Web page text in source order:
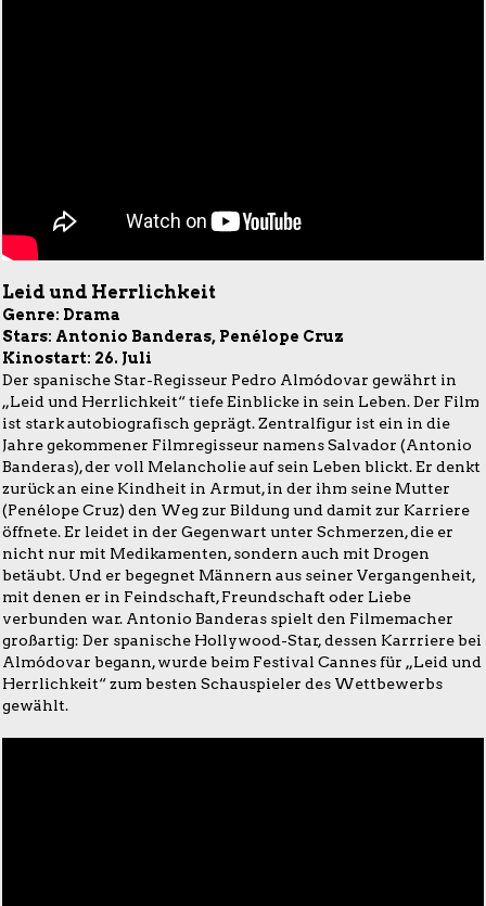
Leid und Herrlichkeit
Genre: Drama
Stars: Antonio Banderas, Penélope Cruz
Kinostart: 26. Juli
Der spanische Star-Regisseur Pedro Almódovar gewährt in
„Leid und Herrlichkeit“ tiefe Einblicke in sein Leben. Der Film
ist stark autobiografisch geprägt. Zentralfigur ist ein in die
Jahre gekommener Filmregisseur namens Salvador (Antonio
Banderas), der voll Melancholie auf sein Leben blickt. Er denkt
zurück an eine Kindheit in Armut, in der ihm seine Mutter
(Penélope Cruz) den Weg zur Bildung und damit zur Karriere
öffnete. Er leidet in der Gegenwart unter Schmerzen, die er
nicht nur mit Medikamenten, sondern auch mit Drogen
betäubt. Und er begegnet Männern aus seiner Vergangenheit,
mit denen er in Feindschaft, Freundschaft oder Liebe
verbunden war. Antonio Banderas spielt den Filmemacher
großartig: Der spanische Hollywood-Star, dessen Karrriere bei
Almódovar begann, wurde beim Festival Cannes für „Leid und
Herrlichkeit“ zum besten Schauspieler des Wettbewerbs
gewählt.